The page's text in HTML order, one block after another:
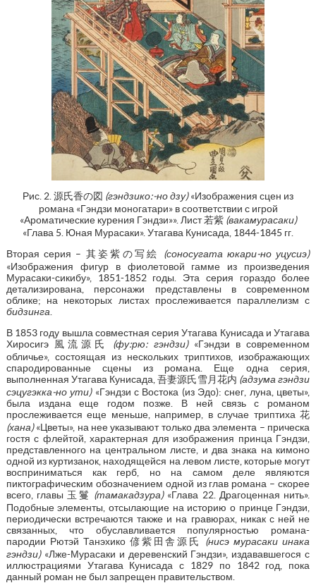
Рис. 2. 源氏香の図 (гэндзико:-но дзу)«Изображения сцен из
романа «Гэндзи моногатари» в соответствии с игрой
«Ароматические курения Гэндзи»». Лист 若紫 (вакамурасаки)
«Глава 5. Юная Мурасаки». Утагава Кунисада, 1844-1845 гг.
Вторая серия – 其姿紫の写絵 (соносугата юкари-но уцусиэ)
«Изображения фигур в фиолетовой гамме из произведения
Мурасаки-сикибу», 1851-1852 годы. Эта серия гораздо более
детализирована, персонажи представлены в современном
облике; на некоторых листах прослеживается параллелизм с
бидзинга
В 1853 году вышла совместная серия Утагава Кунисада и Утагава
Хиросигэ 風流源氏 (фу:рю: гэндзи)«Гэндзи в современном
обличье», состоящая из нескольких триптихов, изображающих
спародированные сцены из романа. Еще одна серия,
выполненная Утагава Кунисада, 吾妻源氏雪月花内 (адзума гэндзи
сэцугэкка-но ути)«Гэндзи с Востока (из Эдо): снег, луна, цветы»,
была издана еще годом позже. В ней связь с романом
прослеживается еще меньше, например, в случае триптиха 花
(хана)«Цветы», на нее указывают только два элемента – прическа
гостя с флейтой, характерная для изображения принца Гэндзи,
представленного на центральном листе, и два знака на кимоно
одной из куртизанок, находящейся на левом листе, которые могут
восприниматься как герб, но на самом деле являются
пиктографическим обозначением одной из глав романа – скорее
всего, главы 玉鬘 (тамакадзура)«Глава 22. Драгоценная нить».
Подобные элементы, отсылающие на историю о принце Гэндзи,
периодически встречаются также и на гравюрах, никак с ней не
связанных, что обуславливается популярностью романа-
пародии Рютэй Танэхико 偐紫田舎源氏 (нисэ мурасаки инака
гэндзи)«Лже-Мурасаки и деревенский Гэндзи», издававшегося с
иллюстрациями Утагава Кунисада с 1829 по 1842 год, пока
данный роман не был запрещен правительством.